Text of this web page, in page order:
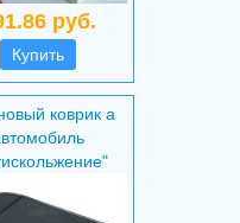
руб.
Купить
коврик а